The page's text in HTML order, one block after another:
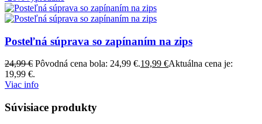
Posteľná súprava so zapínaním na zips
24,99€ Pôvodná cena bola: 24,99 €.19,99 €Aktuálna cena je:
19,99 €.
Viac info
Súvisiace produkty